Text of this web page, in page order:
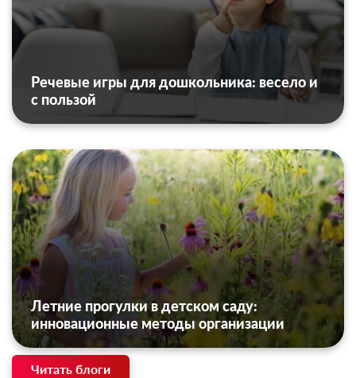
Речевые игры для дошкольника: весело и
с пользой
Летние прогулки в детском саду:
инновационные методы организации
Читать блоги